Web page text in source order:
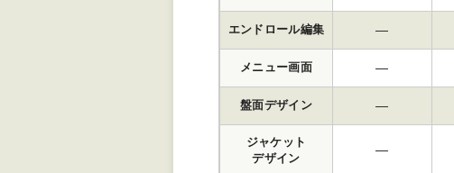
エンドロール編集 ―
メニュー画面 ―
盤面デザイン ―
ジャケット
デザイン
―